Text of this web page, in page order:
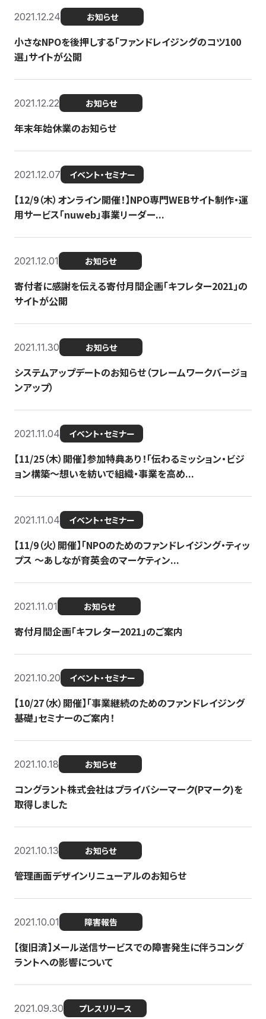
2021.12.24 お知らせ
小さなNPOを後押しする「ファンドレイジングのコツ100
選」サイトが公開
2021.12.22 お知らせ
年末年始休業のお知らせ
2021.12.07 イベント・セミナー
【12/9（木）オンライン開催！】NPO専門WEBサイト制作・運
用サービス「nuweb」事業リーダー...
2021.12.01 お知らせ
寄付者に感謝を伝える寄付月間企画「キフレター2021」の
サイトが公開
2021.11.30 お知らせ
システムアップデートのお知らせ（フレームワークバージョ
ンアップ）
2021.11.04 イベント・セミナー
【11/25（木）開催】参加特典あり！「伝わるミッション・ビジ
ョン構築〜想いを紡いで組織・事業を高め...
2021.11.04 イベント・セミナー
【11/9（火）開催】「NPOのためのファンドレイジング・ティッ
プス 〜あしなが育英会のマーケティン...
2021.11.01 お知らせ
寄付月間企画「キフレター2021」のご案内
2021.10.20 イベント・セミナー
【10/27（水）開催】「事業継続のためのファンドレイジング
基礎」セミナーのご案内！
2021.10.18 お知らせ
コングラント株式会社はプライバシーマーク(Pマーク)を
取得しました
2021.10.13 お知らせ
管理画面デザインリニューアルのお知らせ
2021.10.01 障害報告
【復旧済】メール送信サービスでの障害発生に伴うコング
ラントへの影響について
2021.09.30 プレスリリース